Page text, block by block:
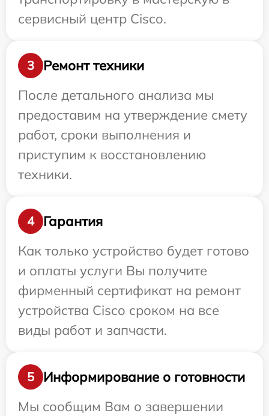
сервисный центр Cisco.
3
Ремонт техники
После детального анализа мы
предоставим на утверждение смету
работ, сроки выполнения и
приступим к восстановлению
техники.
4
Гарантия
Как только устройство будет готово
и оплаты услуги Вы получите
фирменный сертификат на ремонт
устройства Cisco сроком на все
виды работ и запчасти.
5
Информирование о готовности
Мы сообщим Вам о завершении